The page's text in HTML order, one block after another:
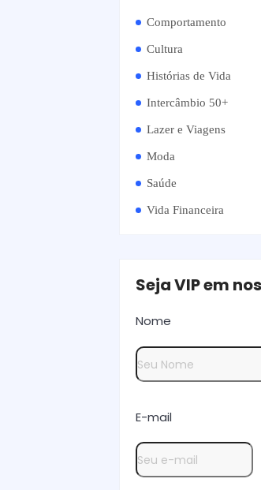
Comportamento
Cultura
Histórias de Vida
Intercâmbio 50+
Lazer e Viagens
Moda
Saúde
Vida Financeira
Seja VIP em
Nome
E-mail